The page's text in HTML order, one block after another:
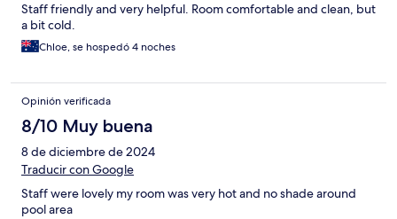
Staff friendly and very helpful. Room comfortable and clean, but
a bit cold.
Chloe, se hospedó 4 noches
Opinión verificada
8/10 Muy buena
8 de diciembre de 2024
Traducir con Google
Staff were lovely my room was very hot and no shade around
pool area